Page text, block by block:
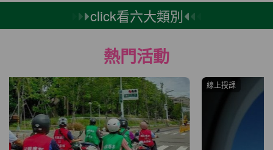
click看六大類別
熱門活動
線上授課